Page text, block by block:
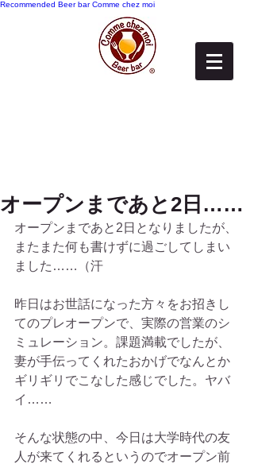
Recommended Beer bar Comme chez moi
オープンまであと2日……
オープンまであと2日となりましたが、
またまた何も書けずに過ごしてしまい
ました……（汗
昨日はお世話になった方々をお招きし
てのプレオープンで、実際の営業のシ
ミュレーション。課題満載でしたが、
妻が手伝ってくれたおかげでなんとか
ギリギリでこなした感じでした。ヤバ
イ……
そんな状態の中、今日は大学時代の友
人が来てくれるというのでオープン前